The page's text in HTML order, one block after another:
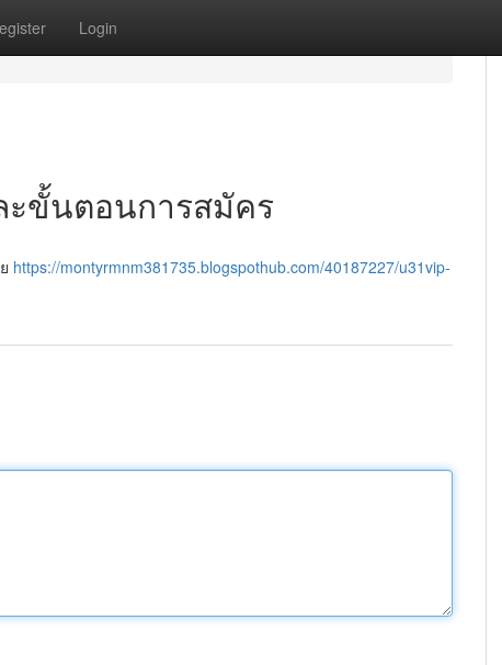
Login
ะขั้นตอนการสมัคร
https://montyrmnm381735.blogspothub.com/40187227/u31vip-